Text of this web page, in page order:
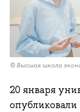
© Высшая школа
20 января